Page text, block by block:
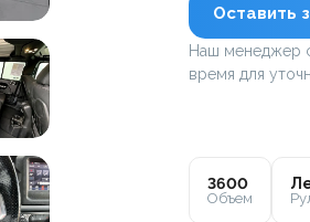
Оставить
Наш менеджер
время для
3600
Объем